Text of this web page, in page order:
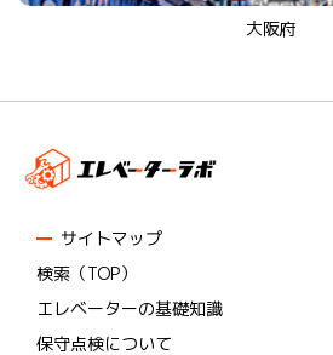
大阪府
サイトマップ
検索（TOP）
エレベーターの基礎知識
保守点検について